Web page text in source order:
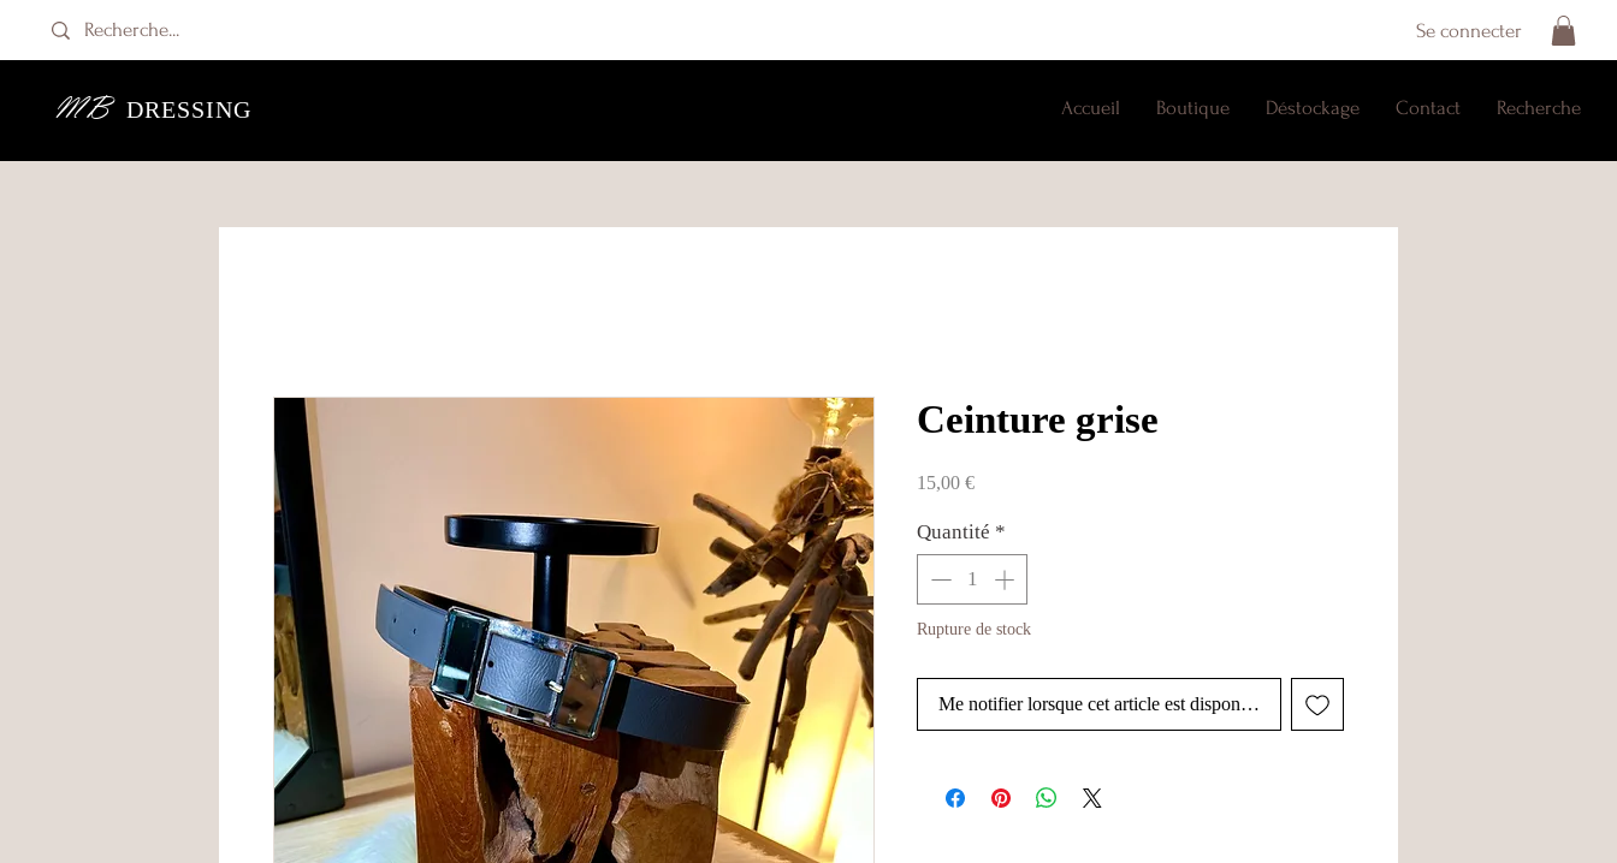
Se connecter
MBDRESSING Accueil Boutique Déstockage Contact Recherche
Ceinture grise
15,00 €Prix
Quantité *
Rupture de stock
Me notifier lorsque cet article est disponible